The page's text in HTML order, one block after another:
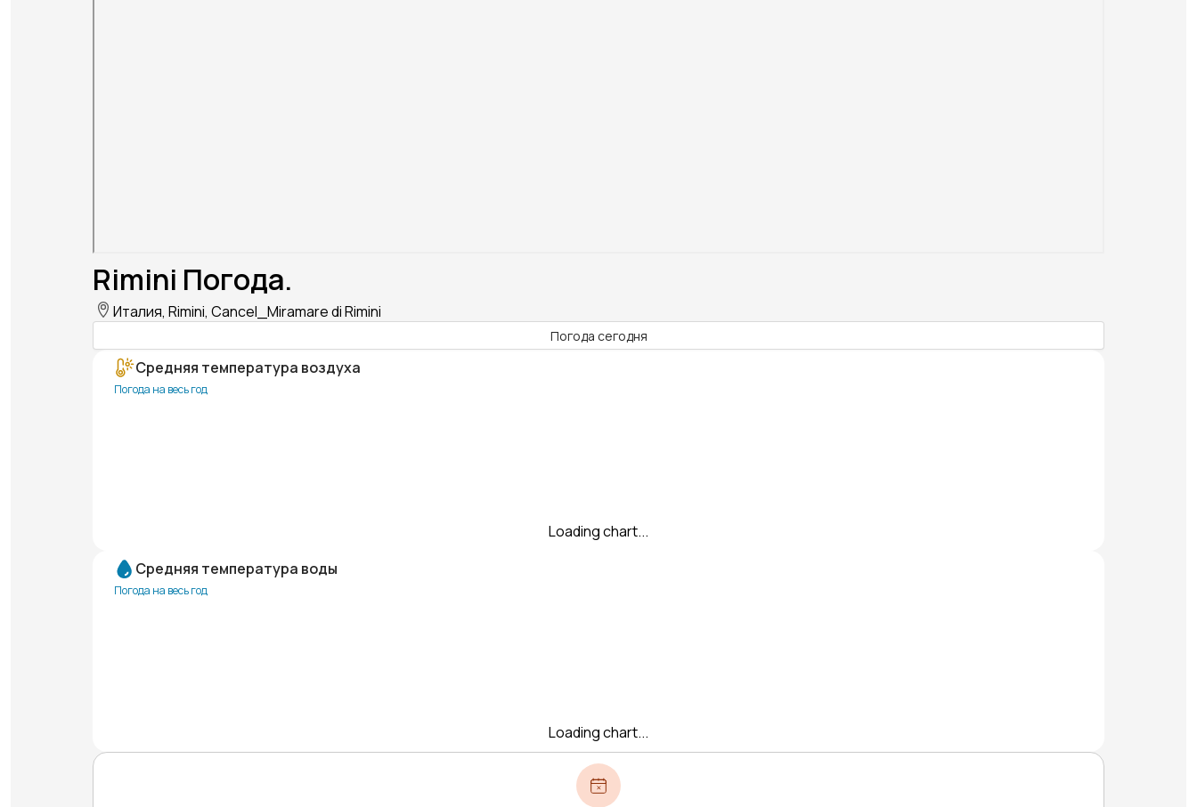
Rimini Погода.
Италия, Rimini, Cancel_Miramare di Rimini
Погода сегодня
Средняя температура воздуха
Погода на весь год
Loading chart...
Средняя температура воды
Погода на весь год
Loading chart...